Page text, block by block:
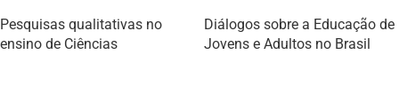
Pesquisas qualitativas no
ensino de Ciências
Diálogos sobre a Educação de
Jovens e Adultos no Brasil